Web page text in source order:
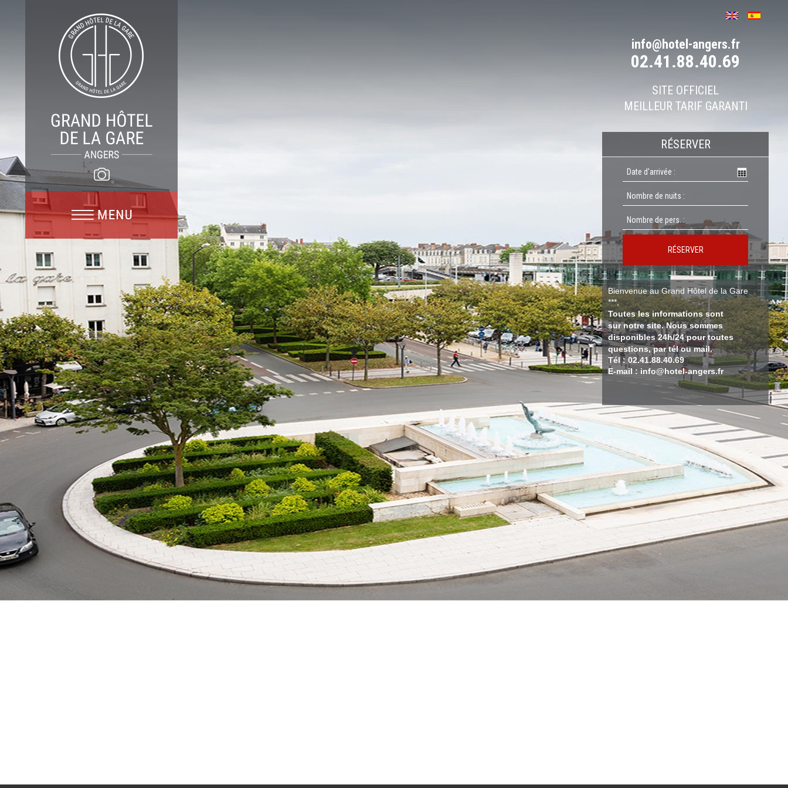
info@hotel-angers.fr
02.41.88.40.69
SITE OFFICIEL
MEILLEUR TARIF GARANTI
RÉSERVER
RÉSERVER
Bienvenue au Grand Hôtel de la Gare
***,
Toutes les informations sont
sur notre site. Nous sommes
disponibles 24h/24 pour toutes
questions, par tél ou mail.
Tél : 02.41.88.40.69
E-mail : info@hotel-angers.fr